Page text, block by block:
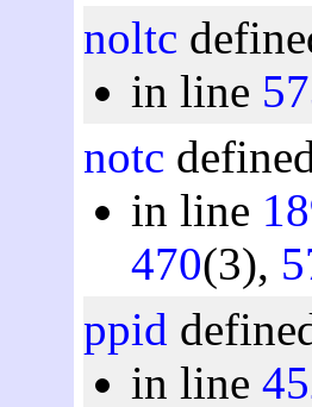
noltc
in line
notc
in line
470(3),
ppid
in line